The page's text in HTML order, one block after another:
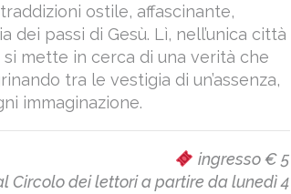
ostile, affascinante,
passi di Gesù. Lì, nell’unica città
mette in cerca di una verità che
tra le vestigia di un’assenza,
immaginazione.
ingresso € 5
Circolo dei lettori a partire da lunedì 4